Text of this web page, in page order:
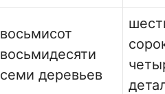
восьмисот
восьмидесяти
семи деревьев